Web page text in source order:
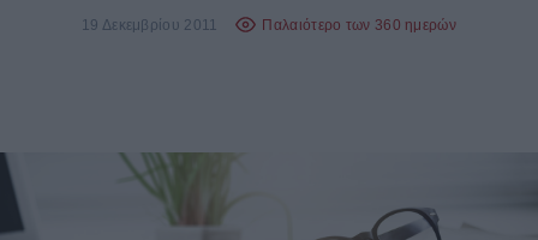
19 Δεκεμβρίου 2011 Παλαιότερο των 360 ημερών